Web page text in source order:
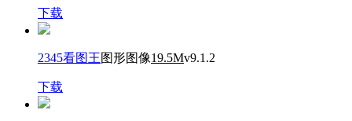
下载
2345看图王图形图像19.5Mv9.1.2
下载